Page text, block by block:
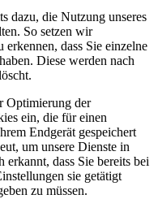
dazu, die Nutzung unseres
So setzen wir
erkennen, dass Sie einzelne
Diese werden nach
Optimierung der
ein, die für einen
Endgerät gespeichert
um unsere Dienste in
dass Sie bereits bei
sie getätigt
zu müssen.